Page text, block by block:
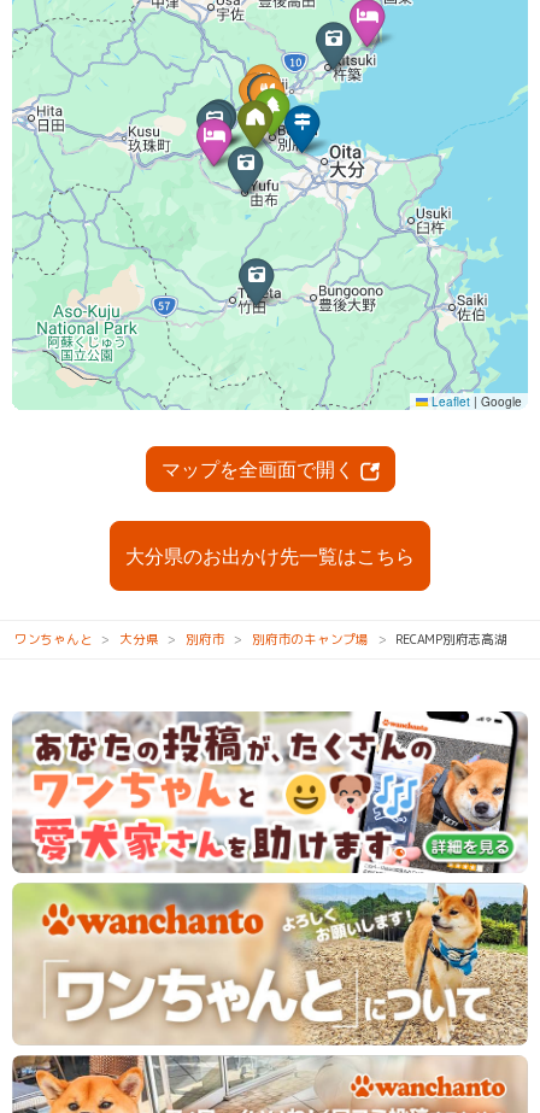
マップを全画面で開く
大分県のお出かけ先一覧はこちら
ワンちゃんと 大分県 別府市 別府市のキャンプ場 RECAMP別府志高湖